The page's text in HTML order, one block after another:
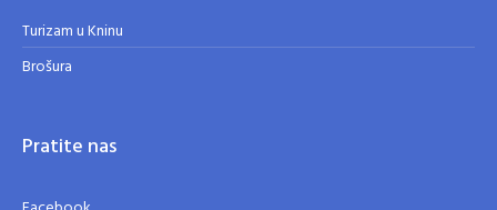
Turizam u Kninu
Brošura
Pratite nas